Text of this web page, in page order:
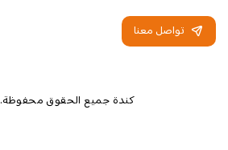
تواصل معنا
كندة جميع الحقوق محفوظة. 2025 ©